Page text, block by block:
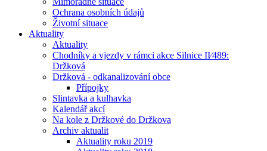
Ochrana osobních údajů
Životní situace
Aktuality
Aktuality
Chodníky a vjezdy v rámci akce Silnice II⁄489:
Držková
Držková - odkanalizování obce
Přípojky
Slintavka a kulhavka
Kalendář akcí
Na kole z Držkové do Držkova
Archiv aktualit
Aktuality roku 2019